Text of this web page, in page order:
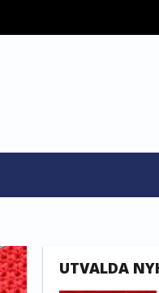
UTVALDA